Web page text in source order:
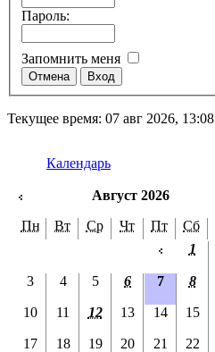
Пароль:
Запомнить меня
Текущее время: 07 авг 2026, 13:08
Календарь
Август 2026
Пн
Вт Ср Чт Пт Сб
1
3 4 5 6 7 8
10 11 12 13 14 15
17 18 19 20 21 22